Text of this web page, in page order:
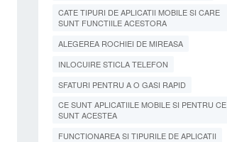
CATE TIPURI DE APLICATII MOBILE SI CARE
SUNT FUNCTIILE ACESTORA
ALEGEREA ROCHIEI DE MIREASA
INLOCUIRE STICLA TELEFON
SFATURI PENTRU A O GASI RAPID
CE SUNT APLICATIILE MOBILE SI PENTRU CE
SUNT ACESTEA
FUNCTIONAREA SI TIPURILE DE APLICATII